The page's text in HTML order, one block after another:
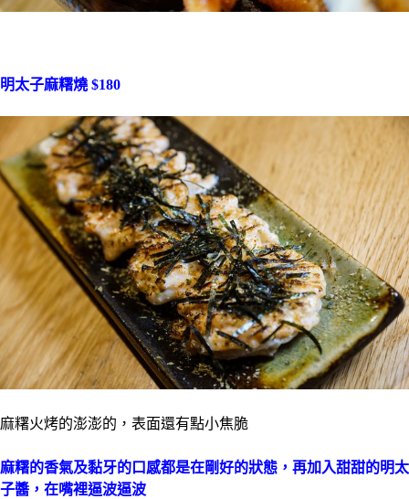
明太子麻糬燒 $180
麻糬火烤的澎澎的，表面還有點小焦脆
麻糬的香氣及黏牙的口感都是在剛好的狀態，再加入甜甜的明太
子醬，在嘴裡逼波逼波